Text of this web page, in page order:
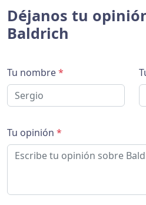
Déjanos tu
Baldrich
Tu nombre*
Tu opinión *